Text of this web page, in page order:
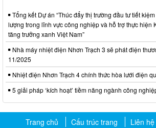
Tổng kết Dự án “Thúc đẩy thị trường đầu tư tiết
lượng trong lĩnh vực công nghiệp và hỗ trợ thực hiện
tăng trưởng xanh Việt Nam”
Nhà máy nhiệt điện Nhơn Trạch 3 sẽ phát điện
11/2025
Nhiệt điện Nhơn Trạch 4 chính thức hòa lưới điện
5 giải pháp ‘kích hoạt’ tiềm năng ngành công
Trang chủ Cấu trúc trang Liên hệ